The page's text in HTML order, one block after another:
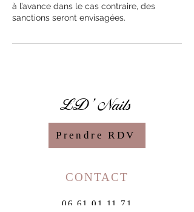
à l’avance dans le cas contraire, des
sanctions seront envisagées.
LD' Nails
Prendre RDV
CONTACT
06 61 01 11 71